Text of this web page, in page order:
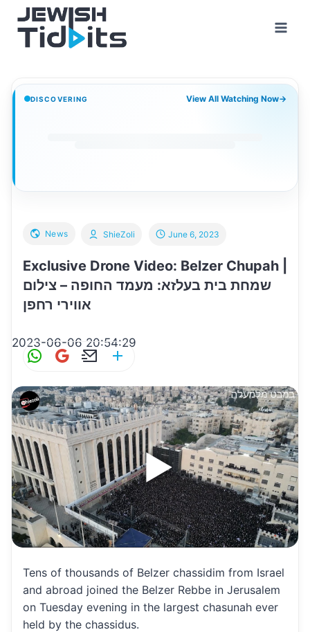
content
DISCOVERING View All Watching Now→
News
Exclusive Drone Video: Belzer Chupah |
שמחת בית בעלזא: מעמד החופה – צילום
אווירי רחפן
ShieZoli June 6, 2023
2023-06-06 20:54:29
W
at
s
A
p
p
G
ai
l
E
ai
l
S
ar
e
Tens of thousands of Belzer chassidim from Israel
and abroad joined the Belzer Rebbe in Jerusalem
on Tuesday evening in the largest chasunah ever
held by the chassidus.